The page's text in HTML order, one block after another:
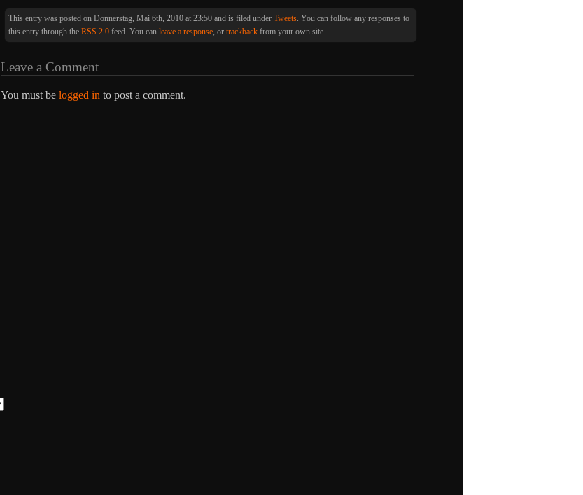
This entry was posted on Donnerstag, Mai 6th, 2010 at 23:50 and is filed under Tweets. You can follow any responses to
this entry through the RSS 2.0 feed. You can leave a response, or trackback from your own site.
Leave a Comment
You must be logged in to post a comment.